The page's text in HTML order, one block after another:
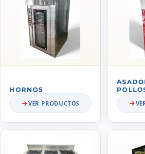
HORNOS
VER PRODUCTOS